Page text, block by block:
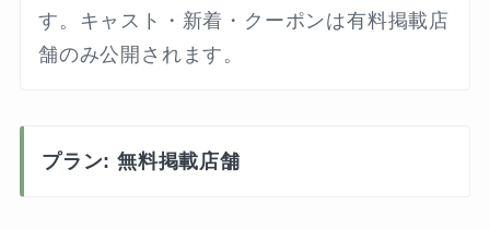
す。キャスト・新着・クーポンは有料掲載店
舗のみ公開されます。
プラン: 無料掲載店舗